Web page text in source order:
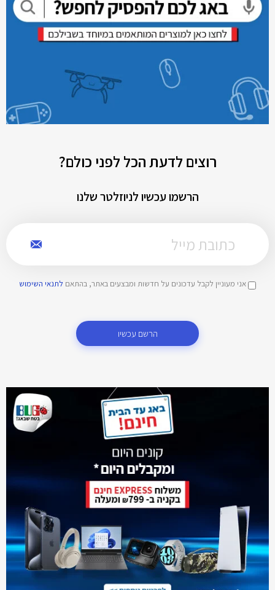
רוצים לדעת הכל לפני כולם?
הרשמו עכשיו לניוזלטר שלנו
אני מעוניין לקבל עדכונים על חדשות ומבצעים באתר, בהתאם לתנאי השימוש
הרשם עכשיו